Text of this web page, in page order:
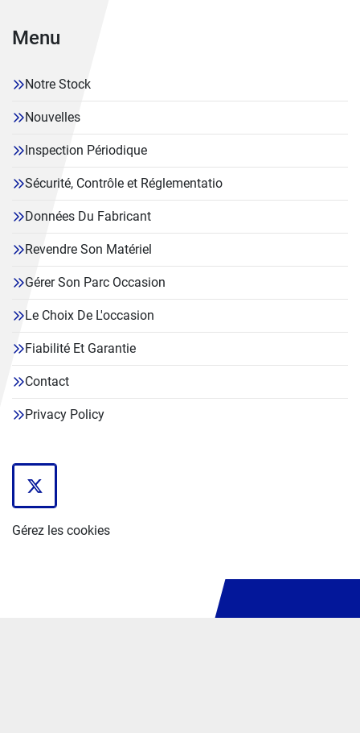
Menu
Notre Stock
Nouvelles
Inspection Périodique
Sécurité, Contrôle et Réglementatio
Données Du Fabricant
Revendre Son Matériel
Gérer Son Parc Occasion
Le Choix De L'occasion
Fiabilité Et Garantie
Contact
Privacy Policy
twitter
Gérez les cookies